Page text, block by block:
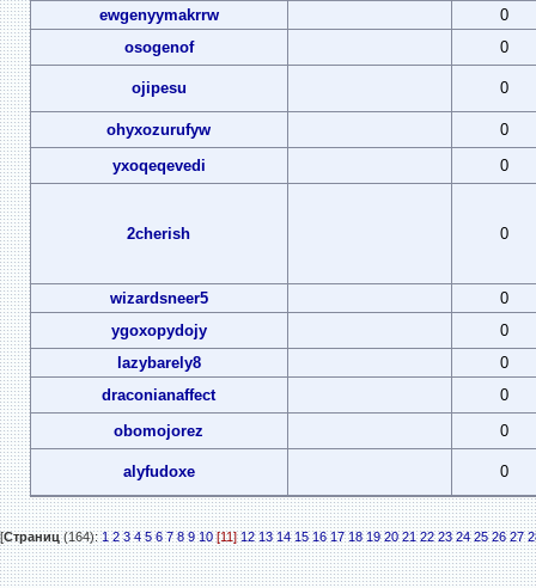
ewgenyymakrrw
0
osogenof
0
ojipesu 0
ohyxozurufyw
0
yxoqeqevedi
0
2cherish 0
wizardsneer5
0
ygoxopydojy
0
lazybarely8
0
draconianaffect
0
obomojorez
0
alyfudoxe 0
[Страниц(164):1 2 3 4 5 6 7 8 9 10 [11] 12 13 14 15 16 17 18 19 20 21 22 23 24 25 26 27